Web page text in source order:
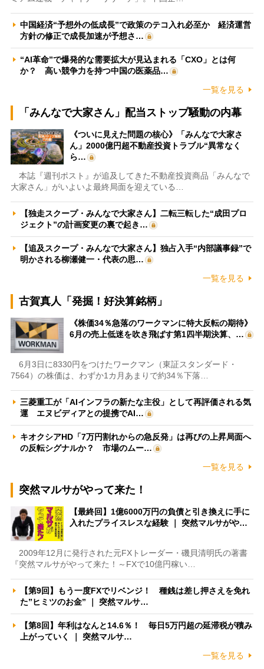
中国経済“予想外の低成長”で政策のテコ入れ必至か 経済運営
方針の修正で成長加速が予想さ…
“AI革命”で爆発的な需要拡大が見込まれる「CXO」とは何
か？ 高い競争力を持つ中国の医薬品…
一覧を見る
「みんなで大家さん」配当ストップ騒動の内幕
《ついに見えた問題の核心》「みんなで大家さ
ん」2000億円超不動産投資トラブル“異常なく
ら…
本誌『週刊ポスト』が追及してきた不動産投資商品「みんなで
大家さん」がいよいよ最終局面を迎えている…
【独走スクープ・みんなで大家さん】二転三転した“成田プロ
ジェクト”の計画変更の裏で起き…
【追及スクープ・みんなで大家さん】独占入手“内部議事録”で
明かされる柳瀬健一・代表の思…
一覧を見る
古賀真人「発掘！好決算銘柄」
《株価34％急落のワークマンに特大反転の期待》
6月の売上低迷を吹き飛ばす第1四半期決算、…
6月3日に8330円をつけたワークマン（東証スタンダード・
7564）の株価は、わずか1カ月あまりで約34％下落…
三菱重工が「AIインフラの新たな主役」として再評価される気
運 エヌビディアとの提携でAI…
キオクシアHD「7万円割れからの急反発」は再びの上昇局面へ
の反転シグナルか？ 市場のムー…
一覧を見る
突然マルサがやって来た！
【最終回】1億6000万円の負債と引き換えに手に
入れたプライスレスな経験 ｜ 突然マルサがや…
2009年12月に発行された元FXトレーダー・磯貝清明氏の著書
『突然マルサがやって来た！～FXで10億円稼い…
【第9回】もう一度FXでリベンジ！ 種銭は差し押さえを免れ
た”ヒミツのお金” ｜ 突然マルサ…
【第8回】年利はなんと14.6％！ 毎日5万円超の延滞税が積み
上がっていく ｜ 突然マルサ…
一覧を見る